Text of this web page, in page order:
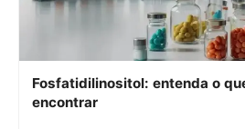
Fosfatidilinositol: entenda o
encontrar